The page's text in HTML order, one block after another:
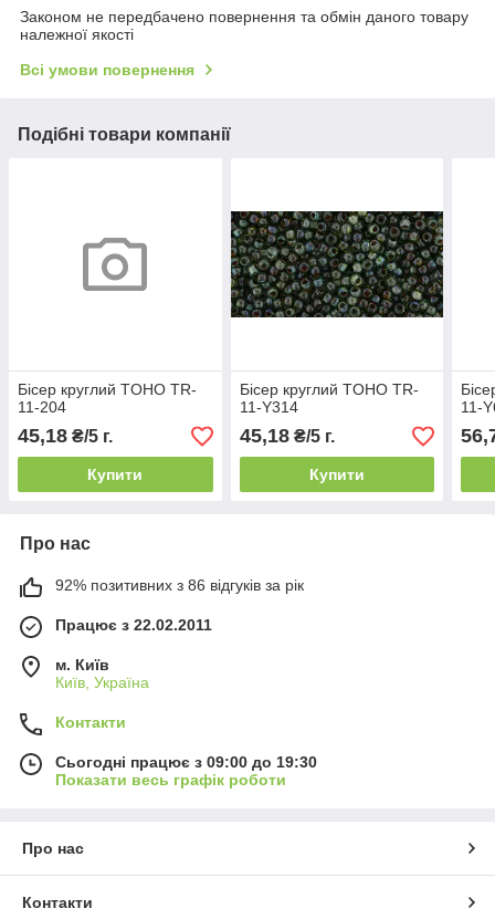
Законом не передбачено повернення та обмін даного товару
належної якості
Всі умови повернення
Подібні товари компанії
Бісер круглий TOHO TR-
11-204
45,18 ₴/5 г.
Купити
Бісер круглий TOHO TR-
11-Y314
45,18₴/5 г.
Купити
11-
Про нас
92% позитивних з 86 відгуків за рік
Працює з 22.02.2011
м. Київ
Київ, Україна
Контакти
Сьогодні працює з 09:00 до 19:30
Показати весь графік роботи
Про нас
Контакти